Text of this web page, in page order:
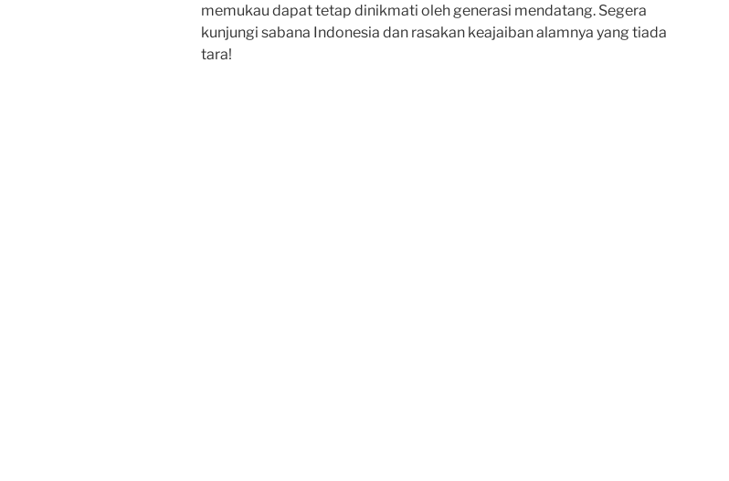
memukau dapat tetap dinikmati oleh generasi mendatang. Segera
kunjungi sabana Indonesia dan rasakan keajaiban alamnya yang tiada
tara!